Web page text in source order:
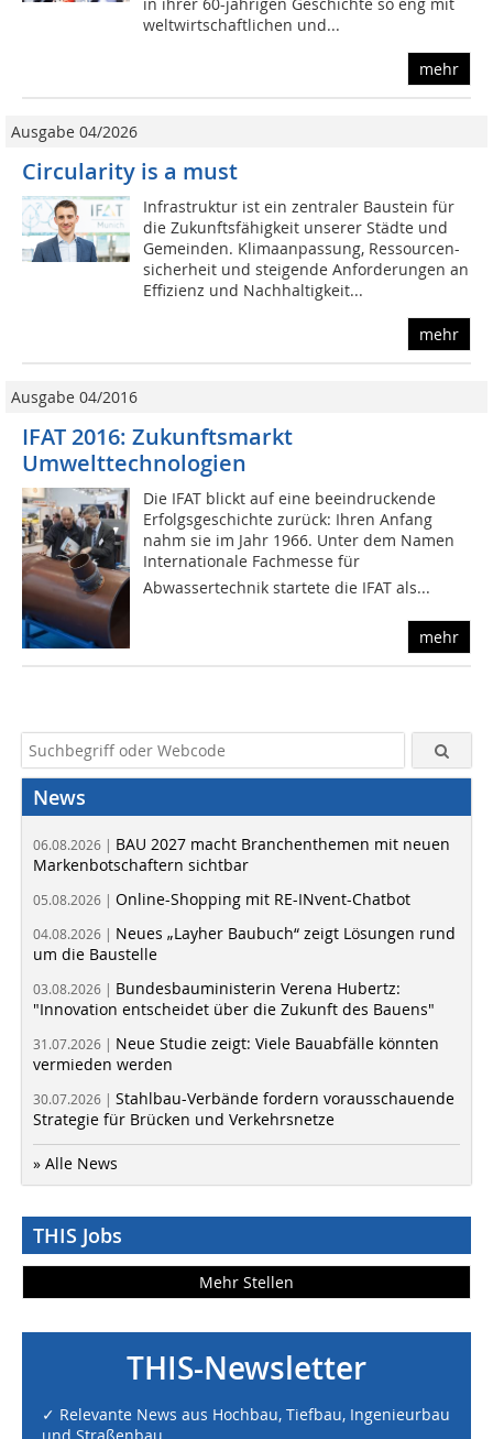
weltwirtschaftlichen und...
mehr
Ausgabe 04/2026
Circularity is a must
Infrastruktur ist ein zentraler Baustein für
die Zukunftsfähigkeit unserer Städte und
Gemeinden. Klimaanpassung, Ressourcen-
sicherheit und steigende Anforderungen an
Effizienz und Nachhaltigkeit...
mehr
Ausgabe 04/2016
IFAT 2016: Zukunftsmarkt
Umwelttechnologien
Die IFAT blickt auf eine beeindruckende
Erfolgsgeschichte zurück: Ihren Anfang
nahm sie im Jahr 1966. Unter dem Namen
Internationale Fachmesse für
Abwassertechnik startete die IFAT als...
mehr
News
06.08.2026 | BAU 2027 macht Branchenthemen mit neuen
Markenbotschaftern sichtbar
05.08.2026 | Online-Shopping mit RE-INvent-Chatbot
04.08.2026 | Neues „Layher Baubuch“ zeigt Lösungen rund
um die Baustelle
03.08.2026 | Bundesbauministerin Verena Hubertz:
"Innovation entscheidet über die Zukunft des Bauens"
31.07.2026 | Neue Studie zeigt: Viele Bauabfälle könnten
vermieden werden
30.07.2026 | Stahlbau-Verbände fordern vorausschauende
Strategie für Brücken und Verkehrsnetze
» Alle News
THIS Jobs
Mehr Stellen
THIS-Newsletter
✓ Relevante News aus Hochbau, Tiefbau, Ingenieurbau
und Straßenbau